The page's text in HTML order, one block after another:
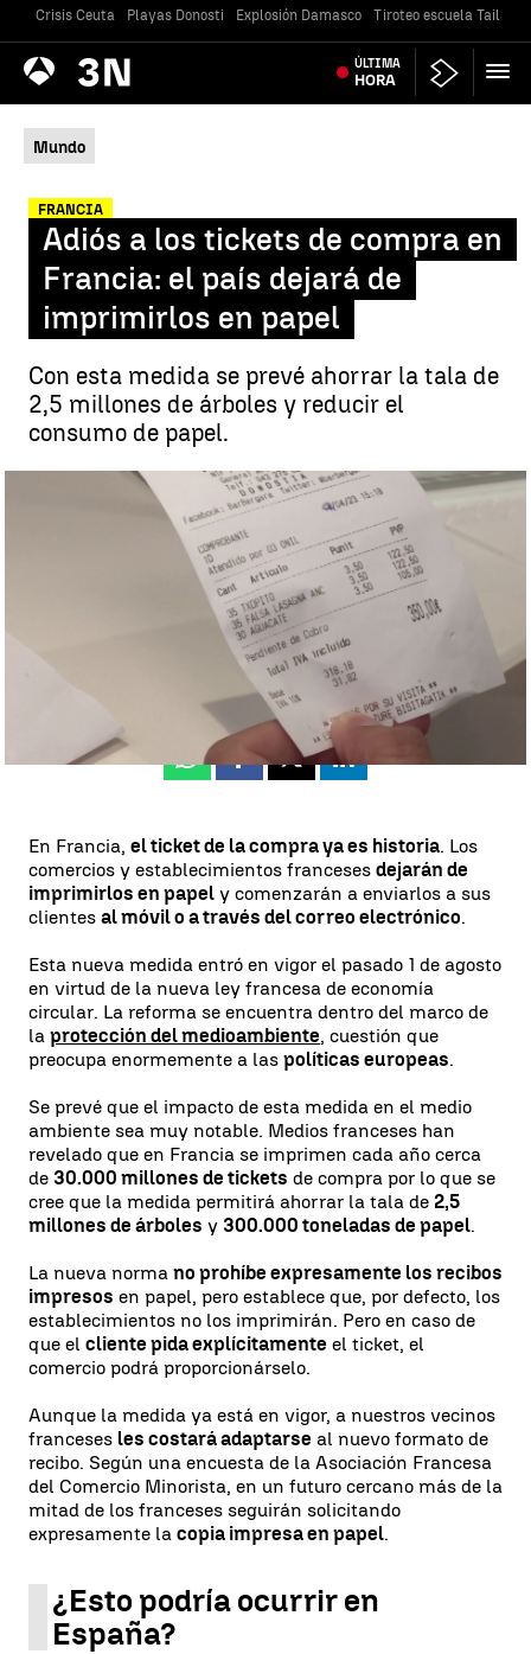
Crisis Ceuta Playas Donosti Explosión Damasco Tiroteo escuela
Antena
3 Noticias ÚLTIMA
HORA
Mundo
FRANCIA
Adiós a los tickets de compra en
Francia: el país dejará de
imprimirlos en papel
Con esta medida se prevé ahorrar la tala de
2,5 millones de árboles y reducir el
consumo de papel.
Adiós al ticket en papel |Antena 3 Noticias
02 de agosto de 2023, 10:21
WhatsappFacebook
X Linkedin
En Francia, el ticket de la compra ya es historia. Los
comercios y establecimientos franceses dejarán de
imprimirlos en papel y comenzarán a enviarlos a sus
clientes al móvil o a través del correo electrónico.
Esta nueva medida entró en vigor el pasado 1 de agosto
en virtud de la nueva ley francesa de economía
circular. La reforma se encuentra dentro del marco de
la protección del medioambiente, cuestión que
preocupa enormemente a las políticas europeas.
Se prevé que el impacto de esta medida en el medio
ambiente sea muy notable. Medios franceses han
revelado que en Francia se imprimen cada año cerca
de 30.000 millones de tickets de compra por lo que se
cree que la medida permitirá ahorrar la tala de 2,5
millones de árboles y 300.000 toneladas de papel.
La nueva norma no prohíbe expresamente los recibos
impresos en papel, pero establece que, por defecto, los
establecimientos no los imprimirán. Pero en caso de
que el cliente pida explícitamente el ticket, el
comercio podrá proporcionárselo.
Aunque la medida ya está en vigor, a nuestros vecinos
franceses les costará adaptarse al nuevo formato de
recibo. Según una encuesta de la Asociación Francesa
del Comercio Minorista, en un futuro cercano más de la
mitad de los franceses seguirán solicitando
expresamente la copia impresa en papel.
¿Esto podría ocurrir en
España?